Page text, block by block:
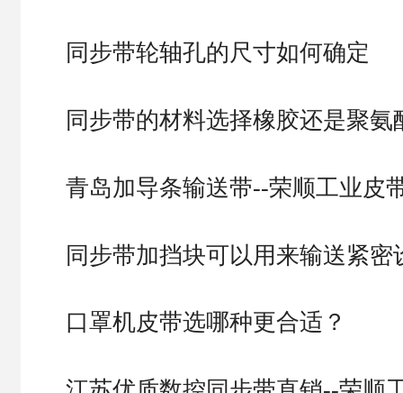
同步带轮轴孔的尺寸如何确定
同步带的材料选择橡胶还是聚
青岛加导条输送带--荣顺工业皮
同步带加挡块可以用来输送紧
口罩机皮带选哪种更合适？